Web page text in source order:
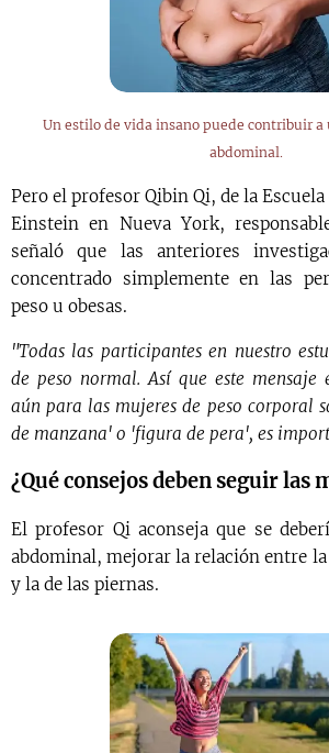
Un estilo de vida insano puede contribuir a
abdominal.
Pero el profesor Qibin Qi, de la
Einstein en Nueva York,
señaló que las anteriores
concentrado simplemente en las
peso u obesas.
"Todas las participantes en nuestro
de peso normal. Así que este mensaje
aún para las mujeres de peso corporal
de manzana' o 'figura de pera', es
¿Qué consejos deben seguir las
El profesor Qi aconseja que se
abdominal, mejorar la relación entre
y la de las piernas.